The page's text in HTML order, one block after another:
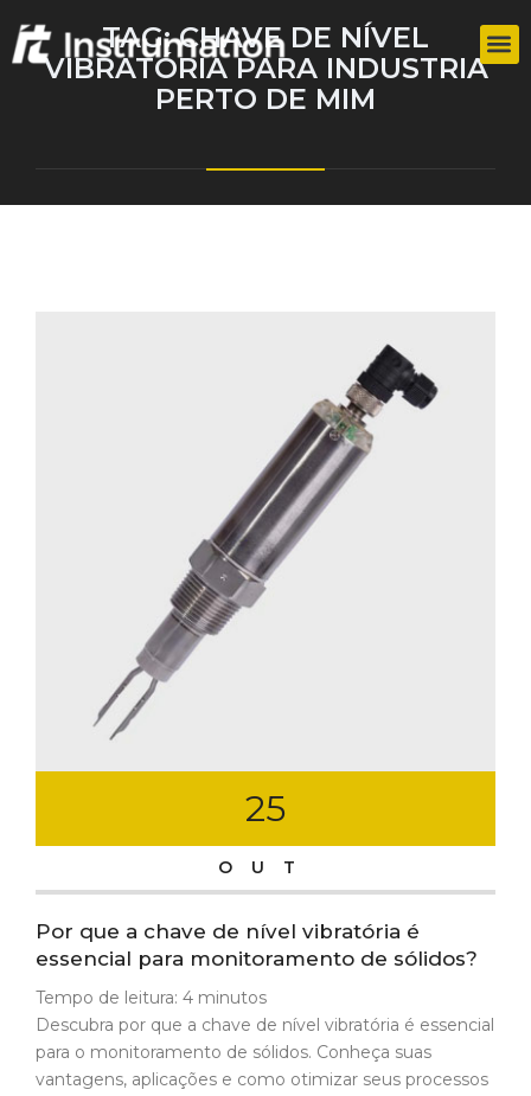
TAG:CHAVE DE NÍVEL
VIBRATÓRIA PARA INDUSTRIA
PERTO DE MIM
25
OUT
Por que a chave de nível vibratória é
essencial para monitoramento de sólidos?
Tempo de leitura: 4 minutos
Descubra por que a chave de nível vibratória é essencial
para o monitoramento de sólidos. Conheça suas
vantagens, aplicações e como otimizar seus processos